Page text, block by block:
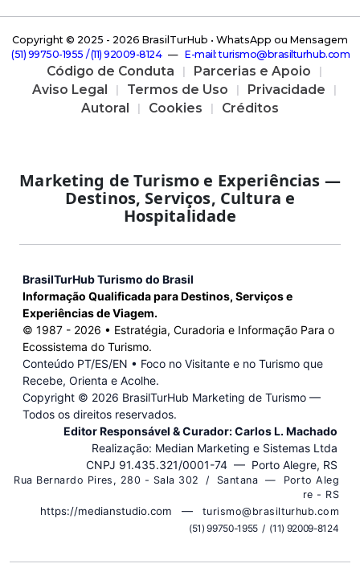
Copyright © 2025 - 2026 BrasilTurHub • WhatsApp ou Mensagem
( 5 1 ) 9 9 7 5 0 - 1 9 5 5 / ( 1 1 ) 9 2 0 0 9 - 8 1 2 4—E - m a i l : t u r i s m o @ b r a s i l t u r h u b . c o m
Código de Conduta
Parcerias e Apoio
Aviso Legal
Termos de Uso
Privacidade
Autoral
Cookies Créditos
Marketing de Turismo e Experiências —
Destinos, Serviços, Cultura e
Hospitalidade
BrasilTurHub Turismo do Brasil
Informação Qualificada para Destinos, Serviços e
Experiências de Viagem.
© 1987 - 2026 • Estratégia, Curadoria e Informação Para o
Ecossistema do Turismo.
Conteúdo PT/ES/EN • Foco no Visitante e no Turismo que
Recebe, Orienta e Acolhe.
Copyright © 2026 BrasilTurHub Marketing de Turismo —
Todos os direitos reservados.
Editor Responsável & Curador: Carlos L. Machado
Realização: Median Marketing e Sistemas Ltda
CNPJ 91.435.321/0001-74 — Porto Alegre, RS
R u a B e r n a r d o P i r e s , 2 8 0 - S a l a 3 0 2 / S a n t a n a — P o r t o A l e g
r e - R S
https://medianstudio.com — t u r i s m o @ b r a s i l t u r h u b . c o m
( 5 1 ) 9 9 7 5 0 - 1 9 5 5 / ( 1 1 ) 9 2 0 0 9 - 8 1 2 4